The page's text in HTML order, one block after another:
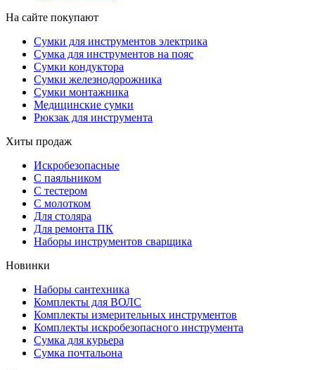
На сайте покупают
Сумки для инструментов электрика
Сумка для инструментов на пояс
Сумки кондуктора
Сумки железнодорожника
Сумки монтажника
Медицинские сумки
Рюкзак для инструмента
Хиты продаж
Искробезопасные
С паяльником
С тестером
С молотком
Для столяра
Для ремонта ПК
Наборы инструментов сварщика
Новинки
Наборы сантехника
Комплекты для ВОЛС
Комплекты измерительных инструментов
Комплекты искробезопасного инструмента
Сумка для курьера
Сумка почтальона